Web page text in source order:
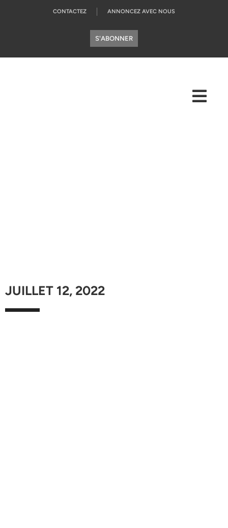
CONTACTEZ ANNONCEZ AVEC NOUS
S'ABONNER
JUILLET 12, 2022